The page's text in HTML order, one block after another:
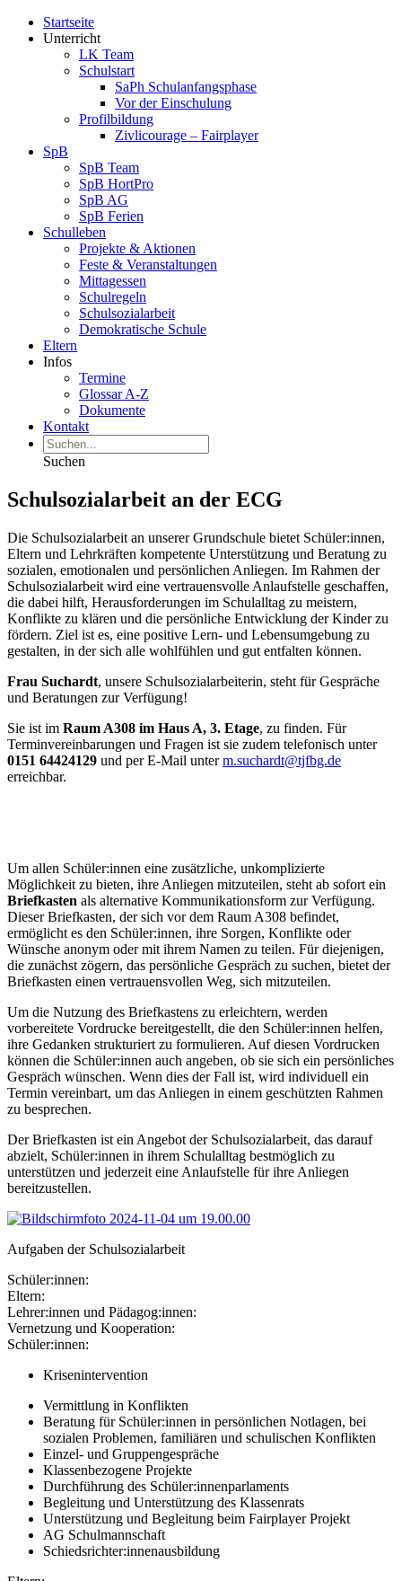
Startseite
Unterricht
LK Team
Schulstart
SaPh Schulanfangsphase
Vor der Einschulung
Profilbildung
Zivlicourage – Fairplayer
SpB
SpB Team
SpB HortPro
SpB AG
SpB Ferien
Schulleben
Projekte & Aktionen
Feste & Veranstaltungen
Mittagessen
Schulregeln
Schulsozialarbeit
Demokratische Schule
Eltern
Infos
Termine
Glossar A-Z
Dokumente
Kontakt
Suchen
Schulsozialarbeit an der ECG
Die Schulsozialarbeit an unserer Grundschule bietet Schüler:innen,
Eltern und Lehrkräften kompetente Unterstützung und Beratung zu
sozialen, emotionalen und persönlichen Anliegen. Im Rahmen der
Schulsozialarbeit wird eine vertrauensvolle Anlaufstelle geschaffen,
die dabei hilft, Herausforderungen im Schulalltag zu meistern,
Konflikte zu klären und die persönliche Entwicklung der Kinder zu
fördern. Ziel ist es, eine positive Lern- und Lebensumgebung zu
gestalten, in der sich alle wohlfühlen und gut entfalten können.
Frau Suchardt, unsere Schulsozialarbeiterin, steht für Gespräche
und Beratungen zur Verfügung!
Sie ist im Raum A308 im Haus A, 3. Etage, zu finden. Für
Terminvereinbarungen und Fragen ist sie zudem telefonisch unter
0151 64424129 und per E-Mail unterm.suchardt@tjfbg.de
erreichbar.
Um allen Schüler:innen eine zusätzliche, unkomplizierte
Möglichkeit zu bieten, ihre Anliegen mitzuteilen, steht ab sofort ein
Briefkasten als alternative Kommunikationsform zur Verfügung.
Dieser Briefkasten, der sich vor dem Raum A308 befindet,
ermöglicht es den Schüler:innen, ihre Sorgen, Konflikte oder
Wünsche anonym oder mit ihrem Namen zu teilen. Für diejenigen,
die zunächst zögern, das persönliche Gespräch zu suchen, bietet der
Briefkasten einen vertrauensvollen Weg, sich mitzuteilen.
Um die Nutzung des Briefkastens zu erleichtern, werden
vorbereitete Vordrucke bereitgestellt, die den Schüler:innen helfen,
ihre Gedanken strukturiert zu formulieren. Auf diesen Vordrucken
können die Schüler:innen auch angeben, ob sie sich ein persönliches
Gespräch wünschen. Wenn dies der Fall ist, wird individuell ein
Termin vereinbart, um das Anliegen in einem geschützten Rahmen
zu besprechen.
Der Briefkasten ist ein Angebot der Schulsozialarbeit, das darauf
abzielt, Schüler:innen in ihrem Schulalltag bestmöglich zu
unterstützen und jederzeit eine Anlaufstelle für ihre Anliegen
bereitzustellen.
Aufgaben der Schulsozialarbeit
Schüler:innen:
Eltern:
Lehrer:innen und Pädagog:innen:
Vernetzung und Kooperation:
Schüler:innen:
Krisenintervention
Vermittlung in Konflikten
Beratung für Schüler:innen in persönlichen Notlagen, bei
sozialen Problemen, familiären und schulischen Konflikten
Einzel- und Gruppengespräche
Klassenbezogene Projekte
Durchführung des Schüler:innenparlaments
Begleitung und Unterstützung des Klassenrats
Unterstützung und Begleitung beim Fairplayer Projekt
AG Schulmannschaft
Schiedsrichter:innenausbildung